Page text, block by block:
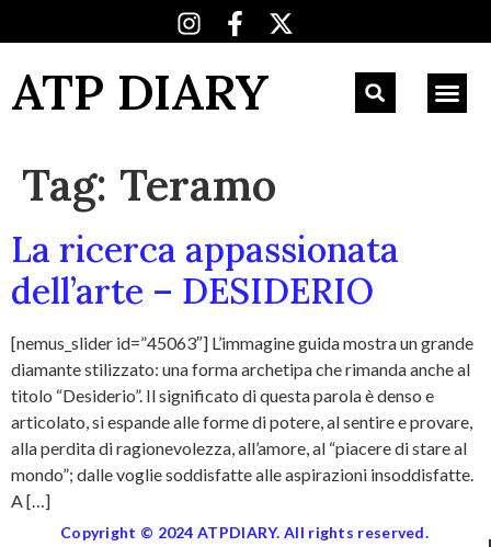
ATP DIARY
Tag: Teramo
La ricerca appassionata
dell’arte – DESIDERIO
[nemus_slider id=”45063″] L’immagine guida mostra un grande
diamante stilizzato: una forma archetipa che rimanda anche al
titolo “Desiderio”. Il significato di questa parola è denso e
articolato, si espande alle forme di potere, al sentire e provare,
alla perdita di ragionevolezza, all’amore, al “piacere di stare al
mondo”; dalle voglie soddisfatte alle aspirazioni insoddisfatte.
A […]
Copyright © 2024 ATPDIARY. All rights reserved.